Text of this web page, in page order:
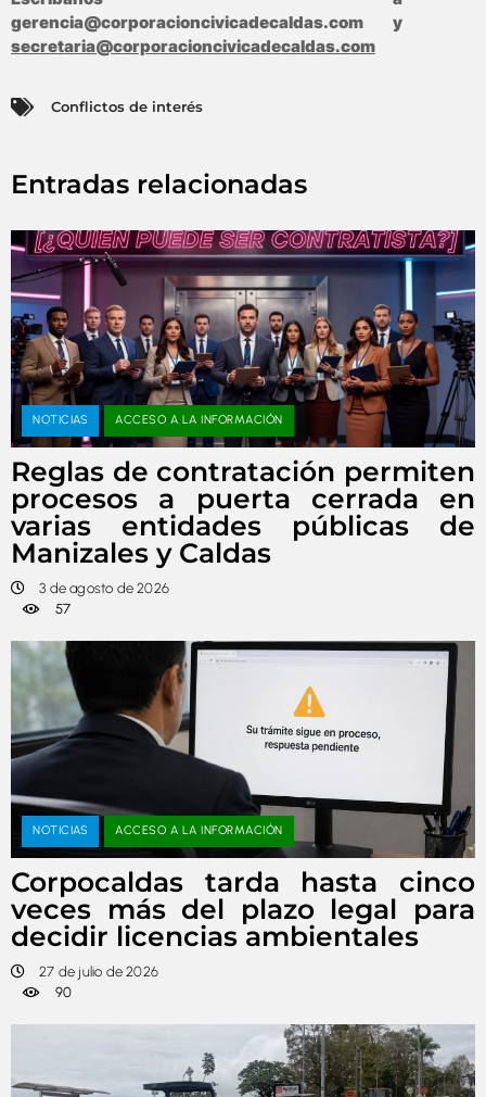
gerencia@corporacioncivicadecaldas.com y
secretaria@corporacioncivicadecaldas.com
Conflictos de interés
Entradas relacionadas
NOTICIAS ACCESO A LA INFORMACIÓN
Reglas de contratación permiten
procesos a puerta cerrada en
varias entidades públicas de
Manizales y Caldas
3 de agosto de 2026
57
NOTICIAS ACCESO A LA INFORMACIÓN
Corpocaldas tarda hasta cinco
veces más del plazo legal para
decidir licencias ambientales
27 de julio de 2026
90